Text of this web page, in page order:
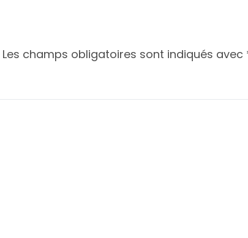
Les champs obligatoires sont indiqués avec